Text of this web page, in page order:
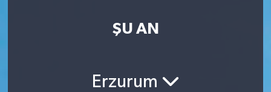
ŞU AN
Erzurum